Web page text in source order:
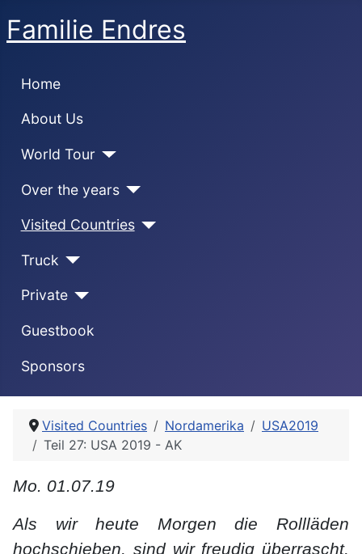
Familie Endres
Home
About Us
World Tour
Over the years
Visited Countries
Truck
Private
Guestbook
Sponsors
Visited Countries Nordamerika
USA2019
Teil 27: USA 2019 - AK
Mo. 01.07.19
Als wir heute Morgen die Rollläden
hochschieben, sind wir freudig überrascht,